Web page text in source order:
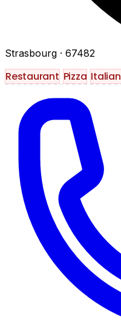
Strasbourg · 67482
Restaurant Pizza Italian